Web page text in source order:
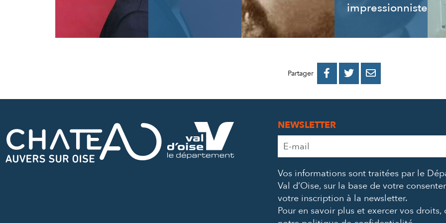
impressionnistes
Partager 
PARTAGER
PARTAGER
PARTAGER
NEWSLETTER
Adresse
e-
*
Vos informations sont traitées par le
Val d’Oise, sur la base de votre
votre inscription à la newsletter.
Pour en savoir plus et exercer vos droits,